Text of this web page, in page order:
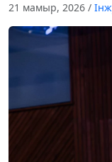
21 мамыр, 2026 /